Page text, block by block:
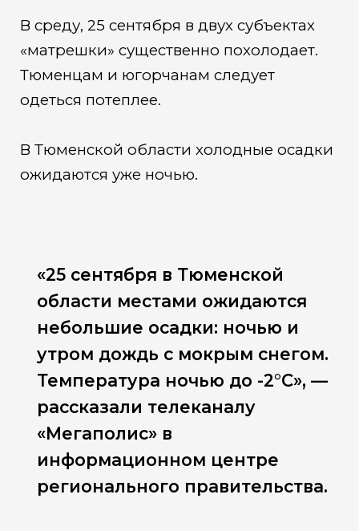
В среду, 25 сентября в двух субъектах
«матрешки» существенно похолодает.
Тюменцам и югорчанам следует
одеться потеплее.
В Тюменской области холодные осадки
ожидаются уже ночью.
«25 сентября в Тюменской
области местами ожидаются
небольшие осадки: ночью и
утром дождь с мокрым снегом.
Температура ночью до -2°С», —
рассказали телеканалу
«Мегаполис» в
информационном центре
регионального правительства.